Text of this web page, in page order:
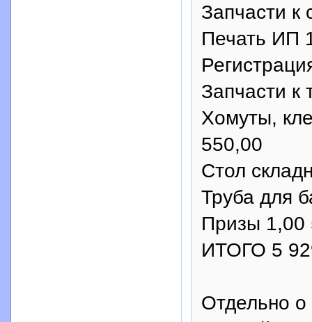
Запчасти к
Печать ИП
Запчасти к
Хомуты,
550,00
Стол
Труба для
Призы 1,00
ИТОГО 5
Отдельно